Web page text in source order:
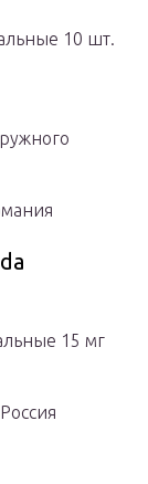
10 шт.
15 мг